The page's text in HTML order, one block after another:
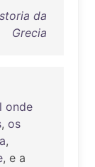
da
Grecia
onde
, os
,
, e a